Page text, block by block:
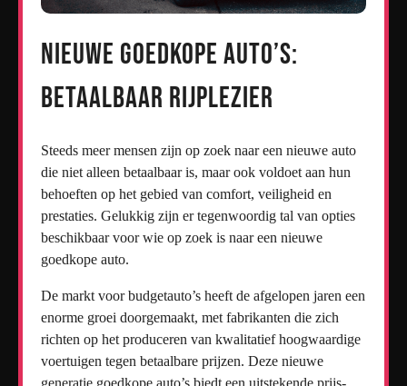
Nieuwe Goedkope Auto’s:
Betaalbaar Rijplezier
Steeds meer mensen zijn op zoek naar een nieuwe auto
die niet alleen betaalbaar is, maar ook voldoet aan hun
behoeften op het gebied van comfort, veiligheid en
prestaties. Gelukkig zijn er tegenwoordig tal van opties
beschikbaar voor wie op zoek is naar een nieuwe
goedkope auto.
De markt voor budgetauto’s heeft de afgelopen jaren een
enorme groei doorgemaakt, met fabrikanten die zich
richten op het produceren van kwalitatief hoogwaardige
voertuigen tegen betaalbare prijzen. Deze nieuwe
generatie goedkope auto’s biedt een uitstekende prijs-